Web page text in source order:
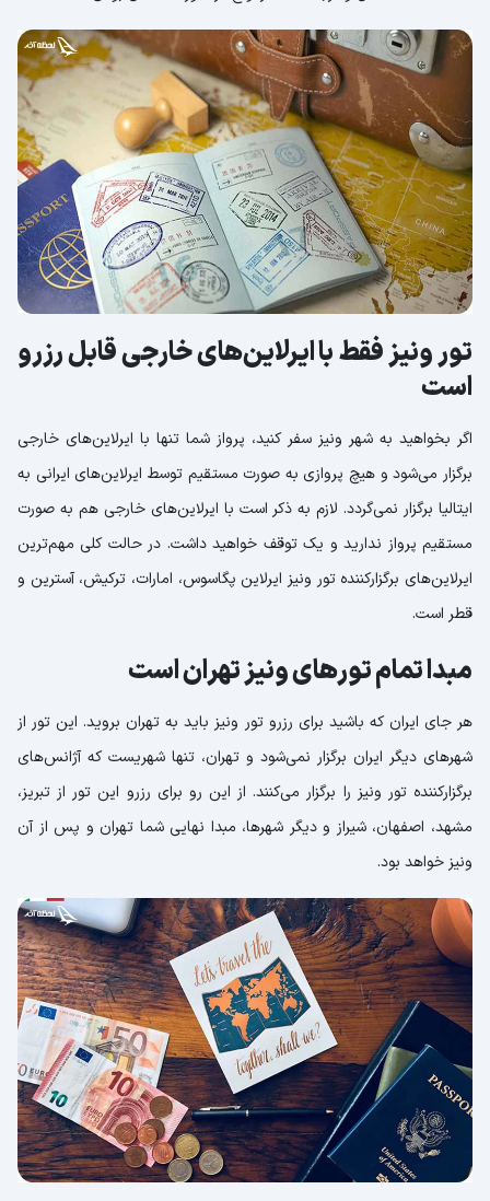
تور ونیز فقط با ایرلاین‌های خارجی قابل رزرو
است
اگر بخواهید به شهر ونیز سفر کنید، پرواز شما تنها با ایرلاین‌های خارجی
برگزار می‌شود و هیچ پروازی به صورت مستقیم توسط ایرلاین‌های ایرانی به
ایتالیا برگزار نمی‌گردد. لازم به ذکر است با ایرلاین‌های خارجی هم به صورت
مستقیم پرواز ندارید و یک توقف خواهید داشت. در حالت کلی مهم‌ترین
ایرلاین‌های برگزارکننده تور ونیز ایرلاین پگاسوس، امارات، ترکیش، آسترین و
قطر است.
مبدا تمام تورهای ونیز تهران است
هر جای ایران که باشید برای رزرو تور ونیز باید به تهران بروید. این تور از
شهرهای دیگر ایران برگزار نمی‌شود و تهران، تنها شهریست که آژانس‌های
برگزارکننده تور ونیز را برگزار می‌کنند. از این رو برای رزرو این تور از تبریز،
مشهد، اصفهان، شیراز و دیگر شهرها، مبدا نهایی شما تهران و پس از آن
ونیز خواهد بود.